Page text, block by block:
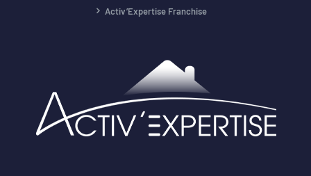
Activ’Expertise Franchise